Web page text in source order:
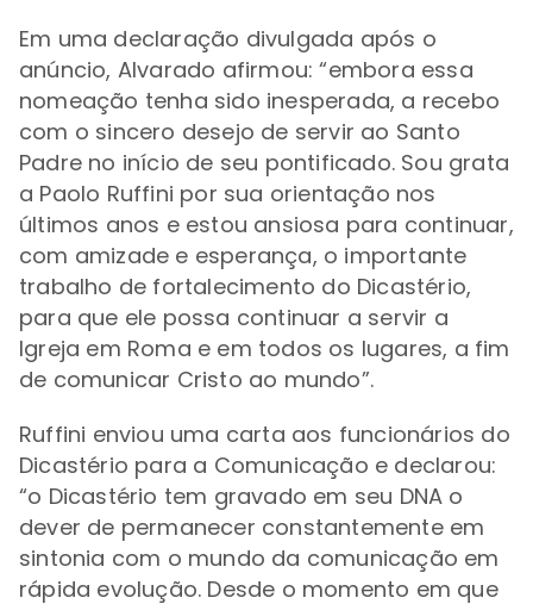
Em uma declaração divulgada após o
anúncio, Alvarado afirmou: “embora essa
nomeação tenha sido inesperada, a recebo
com o sincero desejo de servir ao Santo
Padre no início de seu pontificado. Sou grata
a Paolo Ruffini por sua orientação nos
últimos anos e estou ansiosa para continuar,
com amizade e esperança, o importante
trabalho de fortalecimento do Dicastério,
para que ele possa continuar a servir a
Igreja em Roma e em todos os lugares, a fim
de comunicar Cristo ao mundo”.
Ruffini enviou uma carta aos funcionários do
Dicastério para a Comunicação e declarou:
“o Dicastério tem gravado em seu DNA o
dever de permanecer constantemente em
sintonia com o mundo da comunicação em
rápida evolução. Desde o momento em que